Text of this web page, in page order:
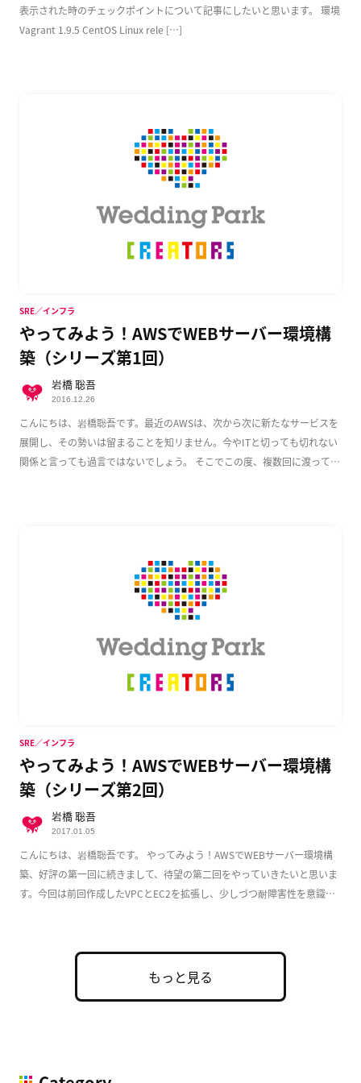
表示された時のチェックポイントについて記事にしたいと思います。 環境
Vagrant 1.9.5 CentOS Linux rele […]
やってみよう！AWSでWEBサーバー環境構
築（シリーズ第1回）
こんにちは、岩橋聡吾です。最近のAWSは、次から次に新たなサービスを
展開し、その勢いは留まることを知リません。今やITと切っても切れない
関係と言っても過言ではないでしょう。 そこでこの度、複数回に渡って
SRE／インフラ
岩橋 聡吾
2016.12.26
やってみよう！AWSでWEBサーバー環境構
築（シリーズ第2回）
こんにちは、岩橋聡吾です。 やってみよう！AWSでWEBサーバー環境構
築、好評の第一回に続きまして、待望の第二回をやっていきたいと思いま
す。今回は前回作成したVPCとEC2を拡張し、少しづつ耐障害性を意識し
SRE／インフラ
岩橋 聡吾
2017.01.05
もっと見る